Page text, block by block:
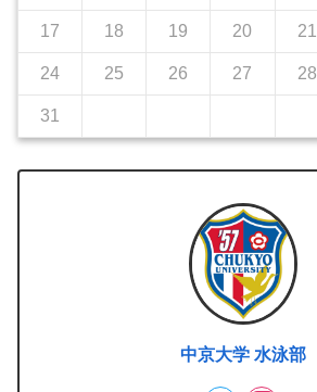
17 18 19 20 21
24 25 26 27 28
31
中京大学 水泳部